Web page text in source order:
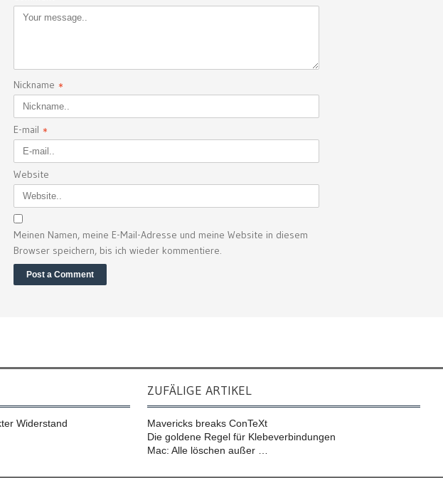
Nickname *
E-mail *
Website
Meinen Namen, meine E-Mail-Adresse und meine Website in diesem
Browser speichern, bis ich wieder kommentiere.
Widerstand
ZUFÄLIGE ARTIKEL
Mavericks breaks ConTeXt
Die goldene Regel für Klebeverbindungen
Mac: Alle löschen außer …